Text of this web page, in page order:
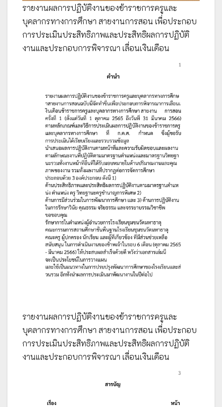
รายงานผลการปฏิบัติงานของข้าราชการครูและ
บุคลากรทางการศึกษา สายงานการสอน เพื่อประกอบ
การประเมินประสิทธิภาพและประสิทธิผลการปฏิบัติ
งานและประกอบการพิจารณา เลื่อนเงินเดือน
รายงานผลการปฏิบัติงานของข้าราชการครูและ
บุคลากรทางการศึกษา สายงานการสอน เพื่อประกอบ
การประเมินประสิทธิภาพและประสิทธิผลการปฏิบัติ
งานและประกอบการพิจารณา เลื่อนเงินเดือน